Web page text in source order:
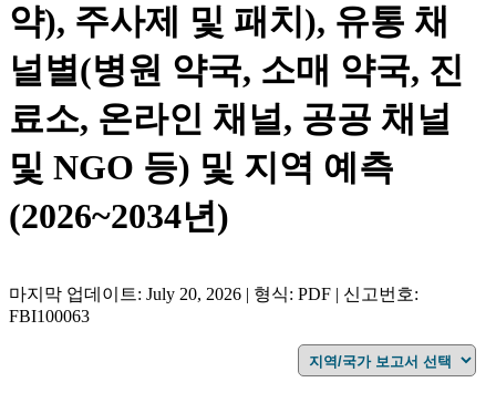
약), 주사제 및 패치), 유통 채
널별(병원 약국, 소매 약국, 진
료소, 온라인 채널, 공공 채널
및 NGO 등) 및 지역 예측
(2026~2034년)
마지막 업데이트: July 20, 2026 | 형식: PDF | 신고번호:
FBI100063